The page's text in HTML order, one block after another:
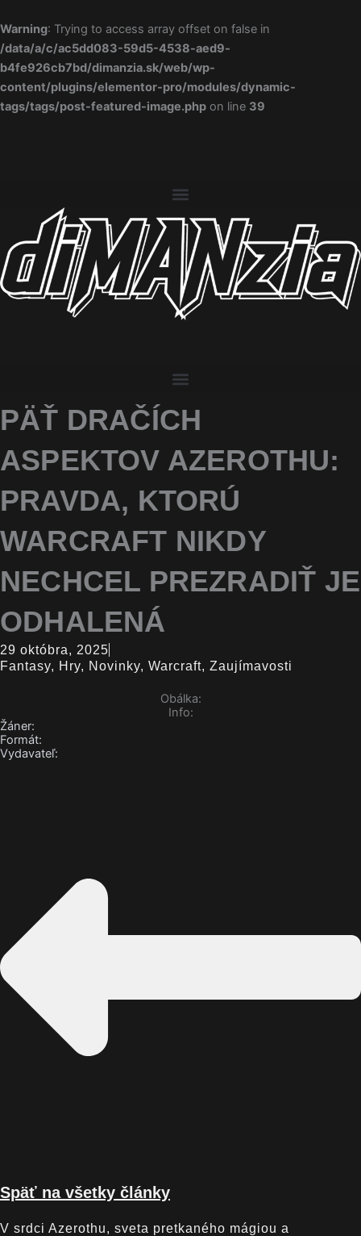
Warning: Trying to access array offset on false in
/data/a/c/ac5dd083-59d5-4538-aed9-
b4fe926cb7bd/dimanzia.sk/web/wp-
content/plugins/elementor-pro/modules/dynamic-
tags/tags/post-featured-image.php on line 39
na
obsah
PÄŤ DRAČÍCH
ASPEKTOV AZEROTHU:
PRAVDA, KTORÚ
WARCRAFT NIKDY
NECHCEL PREZRADIŤ JE
ODHALENÁ
29 októbra, 2025
Fantasy, Hry, Novinky, Warcraft, Zaujímavosti
Obálka:
Info:
Žáner:
Formát:
Vydavateľ:
Späť na všetky články
V srdci Azerothu, sveta pretkaného mágiou a